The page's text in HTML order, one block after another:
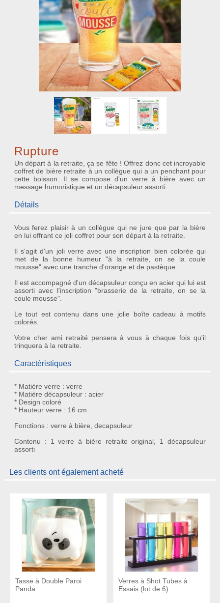
Rupture
Un départ à la retraite, ça se fête ! Offrez donc cet incroyable
coffret de bière retraite à un collègue qui a un penchant pour
cette boisson. Il se compose d'un verre à bière avec un
message humoristique et un décapsuleur assorti.
Détails
Vous ferez plaisir à un collègue qui ne jure que par la bière
en lui offrant ce joli coffret pour son départ à la retraite
Il s'agit d'un joli verreavec une inscription bien colorée qui
met de la bonne humeur "à la retraite, on se la coule
mousse" avec une tranche d'orange et de pastèque.
Il est accompagné d'un décapsuleur conçu en acier qui lui est
assorti avec l'inscription "brasserie de la retraite, on se la
coule mousse".
Le tout est contenu dans une jolie boîte cadeau à motifs
colorés.
Votre cher ami retraité pensera à vous à chaque fois qu'il
trinquera à la retraite.
Caractéristiques
* Matière verre : verre
* Matière décapsuleur : acier
* Design coloré
* Hauteur verre : 16 cm
Fonctions : verre à bière, decapsuleur
Contenu : 1 verre à bière retraite original, 1 décapsuleur
assorti
Les clients ont également acheté
Tasse à Double Paroi
Panda
Verres à Shot Tubes à
Essais (lot de 6)